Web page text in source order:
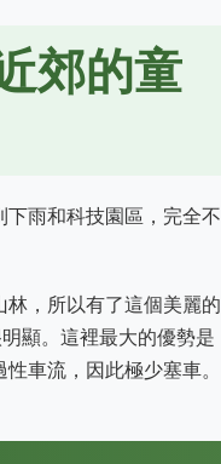
郊的童
雨和科技園區，完全不
，所以有了這個美麗的
顯。這裡最大的優勢是
車流，因此極少塞車。